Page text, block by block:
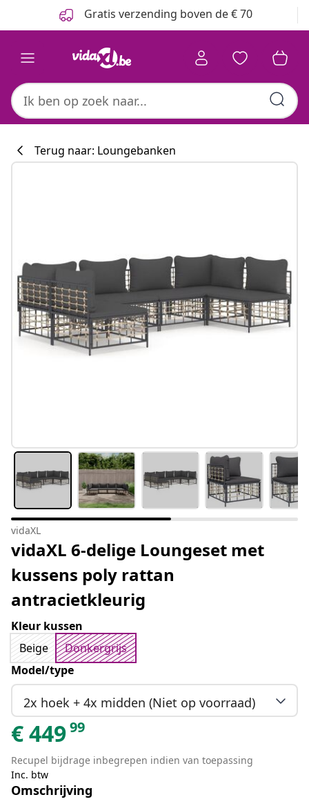
Gratis verzending boven de € 70
Terug naar: Loungebanken
vidaXL
vidaXL 6-delige Loungeset met
kussens poly rattan
antracietkleurig
Kleur kussen
Beige
Donkergrijs
Model/type
2x hoek + 4x midden (Niet op voorraad)
€44999
Recupel bijdrage inbegrepen indien van toepassing
Inc. btw
Omschrijving